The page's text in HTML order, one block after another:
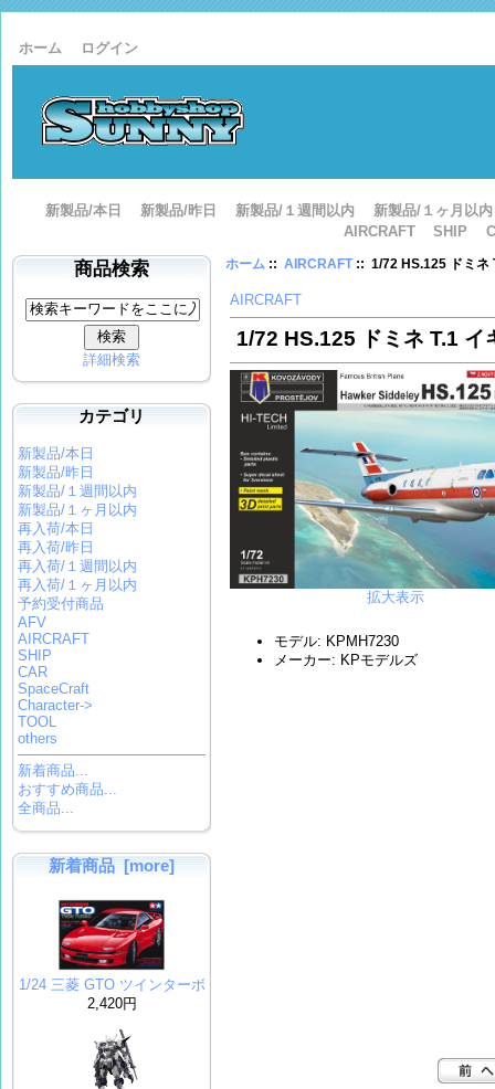
ホーム ログイン
新製品/本日 新製品/昨日 新製品/１週間以内
新製品/１ヶ月以内
AIRCRAFT
SHIP
商品検索
詳細検索
カテゴリ
新製品/本日
新製品/昨日
新製品/１週間以内
新製品/１ヶ月以内
再入荷/本日
再入荷/昨日
再入荷/１週間以内
再入荷/１ヶ月以内
予約受付商品
AFV
AIRCRAFT
SHIP
CAR
SpaceCraft
Character->
TOOL
others
新着商品...
おすすめ商品...
全商品...
新着商品 [more]
1/24 三菱 GTO ツインターボ
2,420円
ホーム ::AIRCRAFT:: 1/72 HS.125 ドミネ
AIRCRAFT
1/72 HS.125 ドミネ T.1
拡大表示
モデル: KPMH7230
メーカー: KPモデルズ